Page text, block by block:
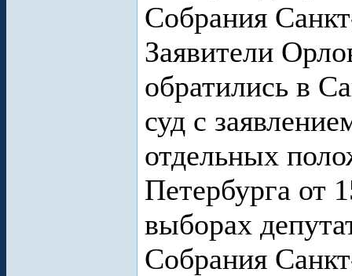
Собрания
Заявители
обратились в
суд с
отдельных
Петербурга от
выборах
Собрания